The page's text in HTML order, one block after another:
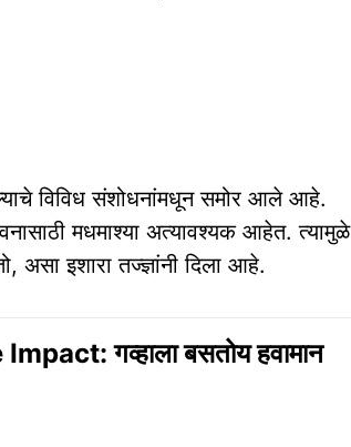
विविध संशोधनांमधून समोर आले आहे.
मधमाश्या अत्यावश्यक आहेत. त्यामुळे
असा इशारा तज्ज्ञांनी दिला आहे.
गव्हाला बसतोय हवामान